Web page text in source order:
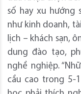
số hay xu hướng
như kinh doanh,
lịch – khách sạn,
dung đào tạo,
nghề nghiệp.
cầu cao trong 5-